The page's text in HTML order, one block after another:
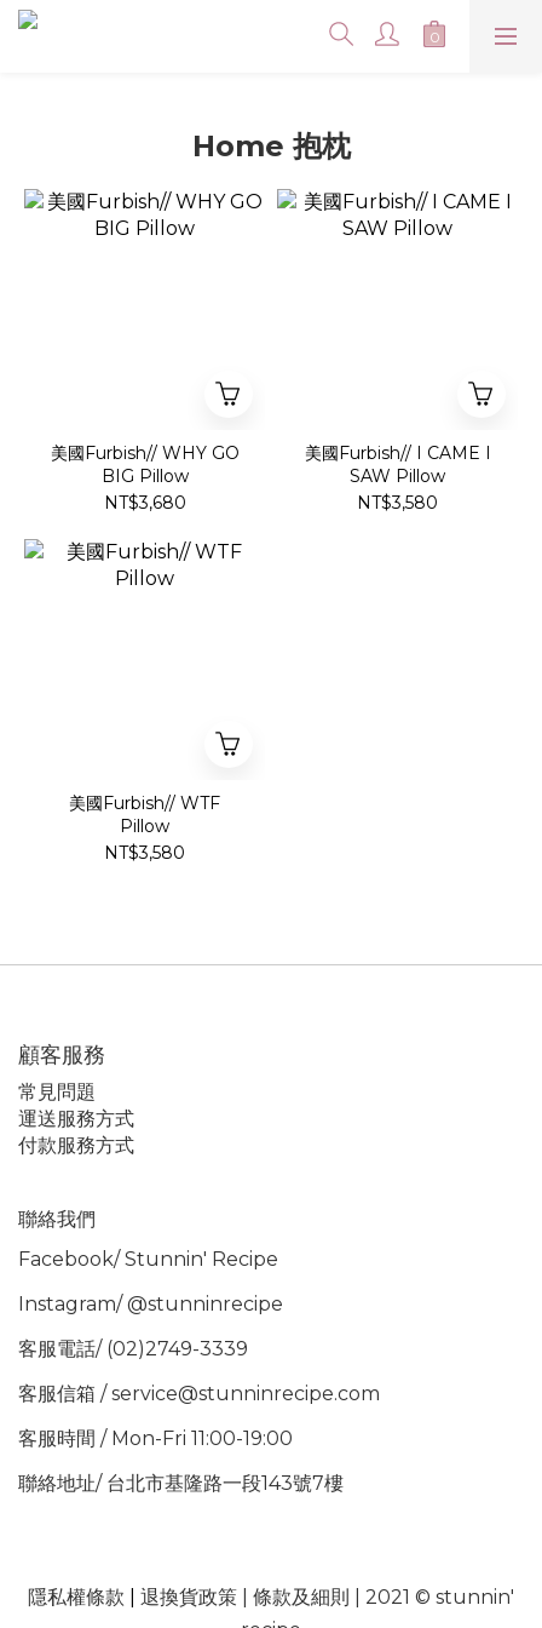
Home 抱枕
美國Furbish// WHY GO
BIG Pillow
NT$3,680
美國Furbish// I CAME I
SAW Pillow
NT$3,580
美國Furbish// WTF
Pillow
NT$3,580
顧客服務
常見問題
運送服務方式
付款服務方式
聯絡我們
Facebook/Stunnin' Recipe
Instagram/@stunninrecipe
客服電話/ (02)2749-3339
客服信箱 / service@stunninrecipe.com
客服時間 / Mon-Fri 11:00-19:00
聯絡地址/ 台北市基隆路一段143號7樓
隱私權條款 退換貨政策 條款及細則 | 2021 © stunnin'